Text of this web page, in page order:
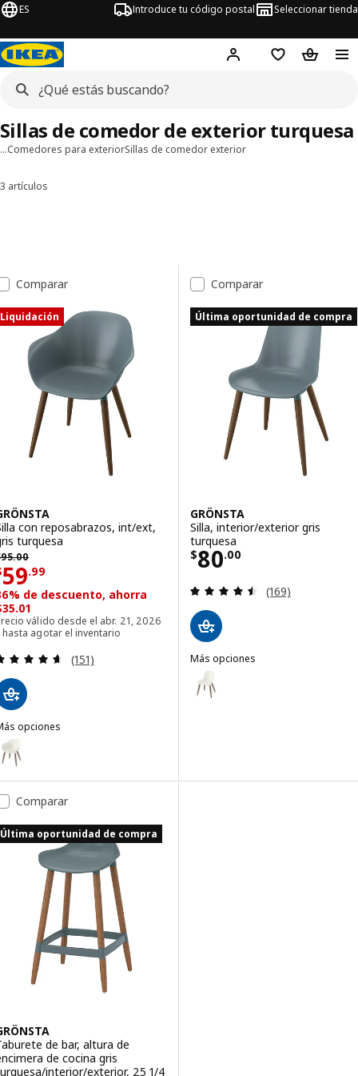
ES Introduce tu código postal Seleccionar tienda
Hej! Inicia sesión
FavoritosBolsa de
…Comedores para exteriorSillas de comedor exterior
Sillas de comedor de exterior turquesa
Ordenar y filtrar
3 artículos
Lista de resultados
Comparar
Liquidación
con reposabrazos, int/ext,
turquesa
95.00anterior $ 95.00
59.99 $ 59.99
de descuento, ahorra
válido desde el abr. 21, 2026
hasta agotar el inventario
Evaluación: 4.6 de 5 estrellas. Evaluaciones
(151)
opciones
GRÖNSTA, Silla con reposabrazos, int/ext, blanco
Comparar
Última oportunidad de compra
GRÖNSTA
Silla, interior/exterior gris
turquesa
$80.00
Precio $ 80.00
Evaluación:
(169)
Más opciones
GRÖNSTA
Opción: GRÖNSTA, Silla,
Comparar
Última oportunidad de compra
de bar, altura de
de cocina gris
interior/exterior, 25 1/4